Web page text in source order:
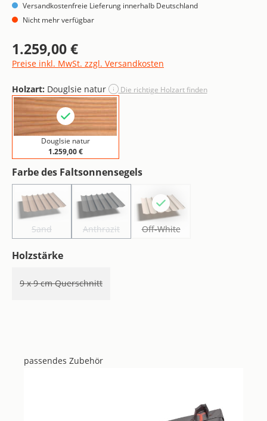
Versandkostenfreie Lieferung innerhalb Deutschland
Nicht mehr verfügbar
Regulärer Preis:
1.259,00 €
Preise inkl. MwSt. zzgl. Versandkosten
Holzart: Douglsie natur Die richtige Holzart finden
Douglsie natur
1.259,00 €
Farbe des Faltsonnensegelsauswählen
Sand
Sand
(Diese Option ist zurzeit nicht verfügbar.)
Anthrazit
Anthrazit
(Diese Option ist zurzeit nicht verfügbar.)
Off-White
Off-White
(Diese Option ist zurzeit nicht
Holzstärkeauswählen
9 x 9 cm Querschnitt
Produktgalerie überspringen
passendes Zubehör